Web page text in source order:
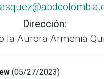
Dirección:
la Aurora Armenia
(05/27/2023)